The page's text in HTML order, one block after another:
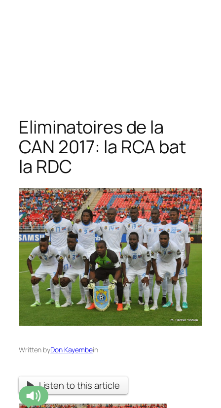
Eliminatoires de la
CAN 2017: la RCA bat
la RDC
Written byDon Kayembein
Listen to this article